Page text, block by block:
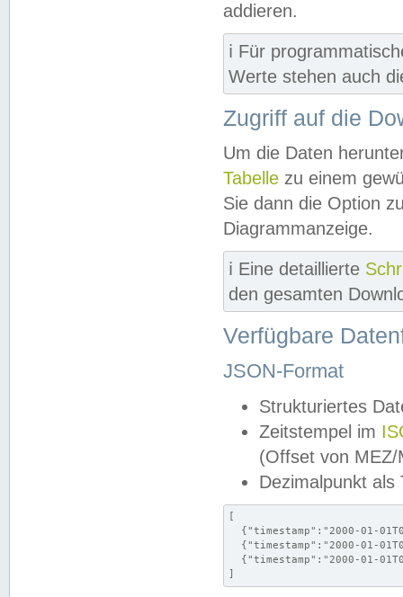
addieren.
ℹ️ Für
Werte stehen auch
Zugriff auf die
Um die Daten
Tabelle zu einem
Sie dann die Option
Diagrammanzeige.
ℹ️ Eine detaillierte
den gesamten
Verfügbare
JSON-Format
Strukturiertes
Zeitstempel im
(Offset von MEZ/
Dezimalpunkt als
[
{"timestamp":"2000-01-
{"timestamp":"2000-01-
{"timestamp":"2000-01-
]